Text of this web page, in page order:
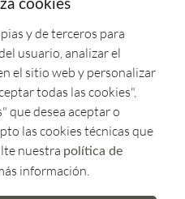
M/AZUL 298223.ARCOS
cookies
y de terceros para
usuario, analizar el
el sitio web y personalizar
todas las cookies",
que desea aceptar o
las cookies técnicas que
nuestra política de
información.